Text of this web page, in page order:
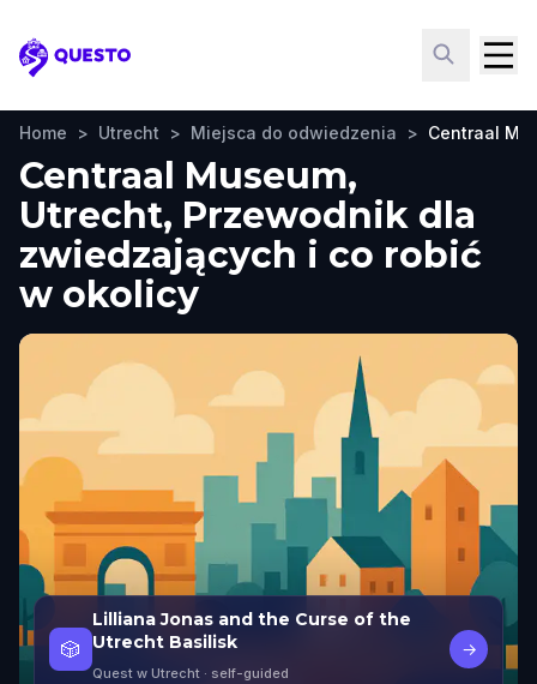
Questo
Home > Utrecht > Miejsca do odwiedzenia > Centraal
Centraal Museum,
Utrecht, Przewodnik dla
zwiedzających i co robić
w okolicy
🎲
Lilliana Jonas and the Curse of the
Utrecht Basilisk
Quest w Utrecht · self-guided
→